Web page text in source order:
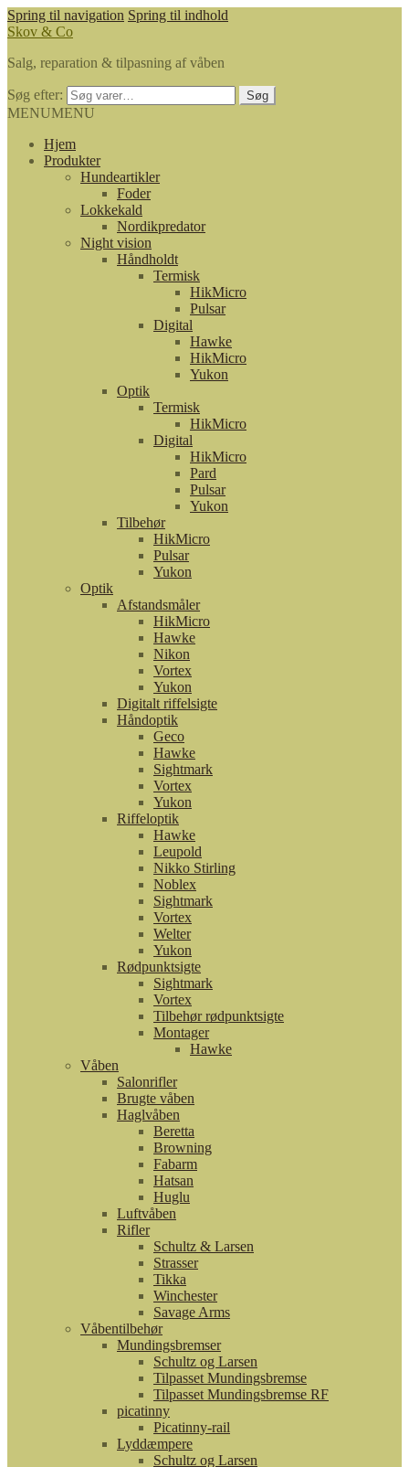
Spring til navigation Spring til indhold
Skov & Co
Salg, reparation & tilpasning af våben
Søg efter: Søg
MENUMENU
Hjem
Produkter
Hundeartikler
Foder
Lokkekald
Nordikpredator
Night vision
Håndholdt
Termisk
HikMicro
Pulsar
Digital
Hawke
HikMicro
Yukon
Optik
Termisk
HikMicro
Digital
HikMicro
Pard
Pulsar
Yukon
Tilbehør
HikMicro
Pulsar
Yukon
Optik
Afstandsmåler
HikMicro
Hawke
Nikon
Vortex
Yukon
Digitalt riffelsigte
Håndoptik
Geco
Hawke
Sightmark
Vortex
Yukon
Riffeloptik
Hawke
Leupold
Nikko Stirling
Noblex
Sightmark
Vortex
Welter
Yukon
Rødpunktsigte
Sightmark
Vortex
Tilbehør rødpunktsigte
Montager
Hawke
Våben
Salonrifler
Brugte våben
Haglvåben
Beretta
Browning
Fabarm
Hatsan
Huglu
Luftvåben
Rifler
Schultz & Larsen
Strasser
Tikka
Winchester
Savage Arms
Våbentilbehør
Mundingsbremser
Schultz og Larsen
Tilpasset Mundingsbremse
Tilpasset Mundingsbremse RF
picatinny
Picatinny-rail
Lyddæmpere
Schultz og Larsen